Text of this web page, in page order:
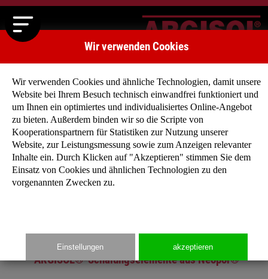
Zurück Weiter
ARGISOL®-Schalungselemente aus Neopor®
Wir verwenden Cookies
Wir verwenden Cookies und ähnliche Technologien, damit unsere
Website bei Ihrem Besuch technisch einwandfrei funktioniert und
um Ihnen ein optimiertes und individualisiertes Online-Angebot
zu bieten. Außerdem binden wir so die Scripte von
Kooperationspartnern für Statistiken zur Nutzung unserer
Website, zur Leistungsmessung sowie zum Anzeigen relevanter
Inhalte ein. Durch Klicken auf "Akzeptieren" stimmen Sie dem
Einsatz von Cookies und ähnlichen Technologien zu den
vorgenannten Zwecken zu.
Einstellungen akzeptieren